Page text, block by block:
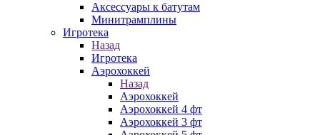
Аксессуары к батутам
Минитрамплины
Игротека
Назад
Игротека
Аэрохоккей
Назад
Аэрохоккей
Аэрохоккей 4 фт
Аэрохоккей 3 фт